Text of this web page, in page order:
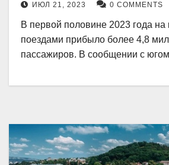
ИЮЛ 21, 2023 0 COMMENTS
В первой половине 2023 года на
поездами прибыло более 4,8
пассажиров. В сообщении с